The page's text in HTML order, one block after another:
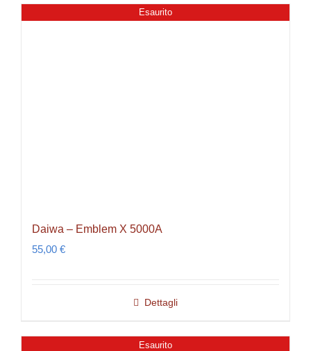
Esaurito
Daiwa – Emblem X 5000A
55,00 €
Dettagli
Esaurito